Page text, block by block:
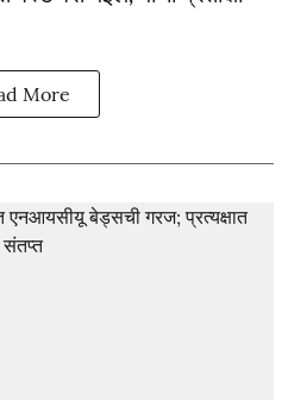
More